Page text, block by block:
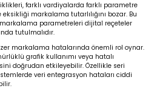
farklı vardiyalarda farklı parametre
markalama tutarlılığını bozar. Bu
parametreleri dijital reçeteler
tutulmalıdır.
markalama hatalarında önemli rol oynar.
grafik kullanımı veya hatalı
doğrudan etkileyebilir. Özellikle seri
veri entegrasyon hataları ciddi